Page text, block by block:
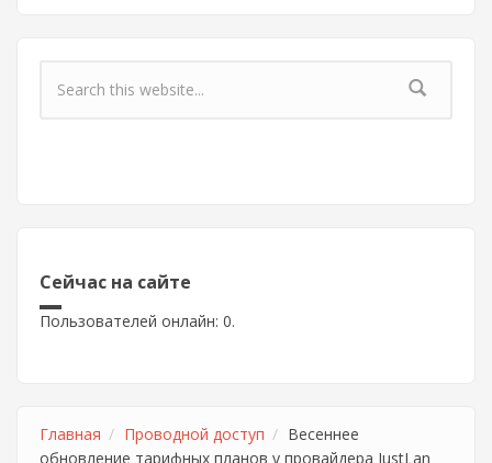
Форма поиска
Сейчас на сайте
Пользователей онлайн: 0.
Главная Проводной доступ
Весеннее
обновление тарифных планов у провайдера JustLan